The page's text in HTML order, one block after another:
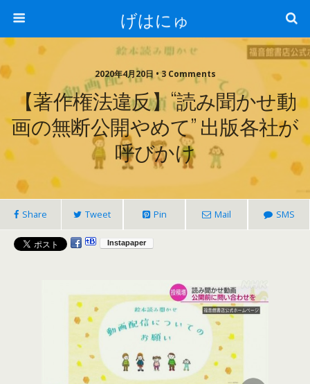
げはにゅ
2020年4月20日 • 3 Comments
【著作権法違反】“読み聞かせ動
画の無断公開やめて” 出版各社が
呼びかけ
Share Tweet Pin Mail SMS